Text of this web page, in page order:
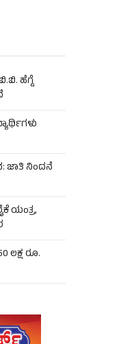
ಹೆಗ್ಡೆ
ಜಾತಿ ನಿಂದನೆ
ಯಂತ್ರ,
ಲಕ್ಷ ರೂ.